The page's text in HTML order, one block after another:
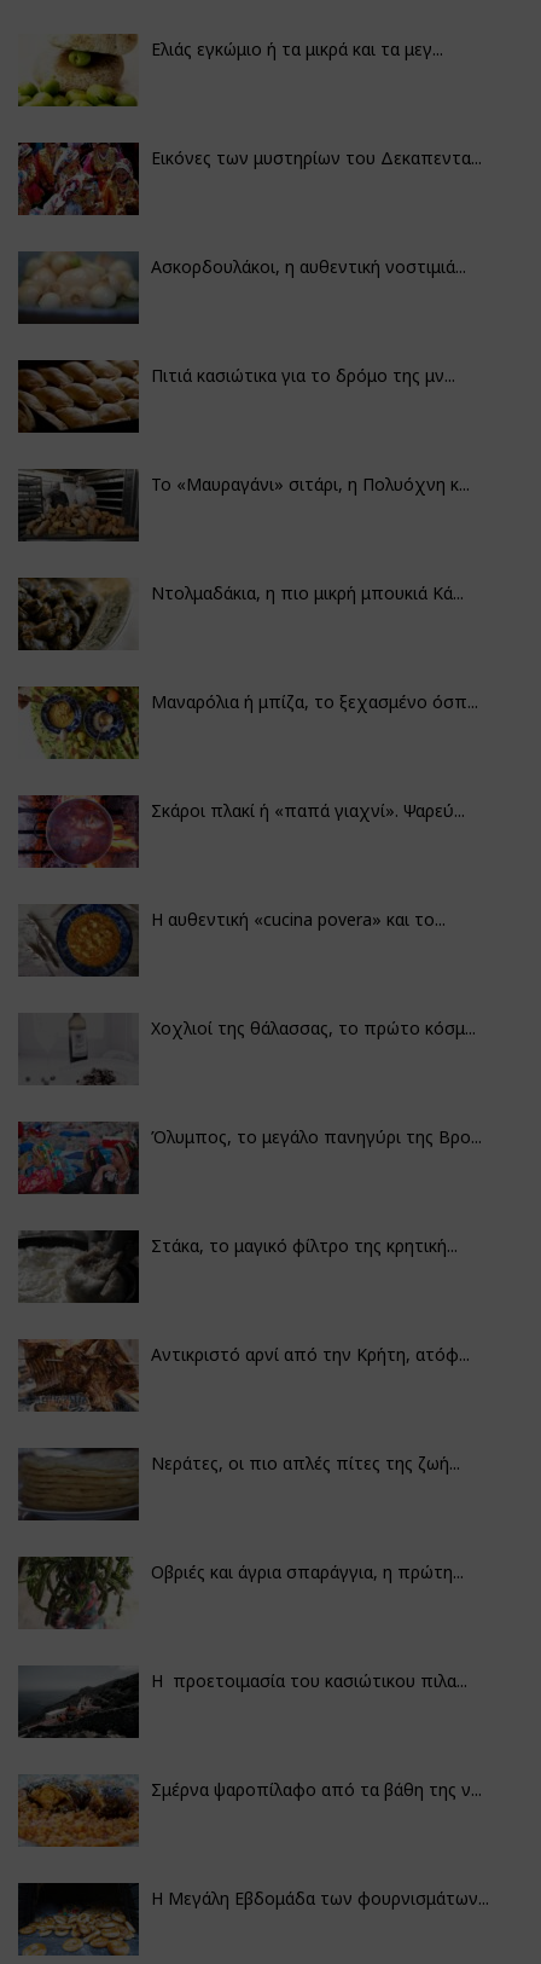
Ελιάς εγκώμιο ή τα μικρά και τα μεγ...
Εικόνες των μυστηρίων του Δεκαπεντα...
Ασκορδουλάκοι, η αυθεντική νοστιμιά...
Πιτιά κασιώτικα για το δρόμο της μν...
Το «Μαυραγάνι» σιτάρι, η Πολυόχνη κ...
Ντολμαδάκια, η πιο μικρή μπουκιά Κά...
Μαναρόλια ή μπίζα, το ξεχασμένο όσπ...
Σκάροι πλακί ή «παπά γιαχνί». Ψαρεύ...
Η αυθεντική «cucina povera» και το...
Χοχλιοί της θάλασσας, το πρώτο κόσμ...
Όλυμπος, το μεγάλο πανηγύρι της Βρο...
Στάκα, το μαγικό φίλτρο της κρητική...
Αντικριστό αρνί από την Κρήτη, ατόφ...
Νεράτες, οι πιο απλές πίτες της ζωή...
Οβριές και άγρια σπαράγγια, η πρώτη...
Η προετοιμασία του κασιώτικου πιλα...
Σμέρνα ψαροπίλαφο από τα βάθη της ν...
Η Μεγάλη Εβδομάδα των φουρνισμάτων...